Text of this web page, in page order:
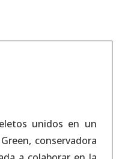
unidos en un
conservadora